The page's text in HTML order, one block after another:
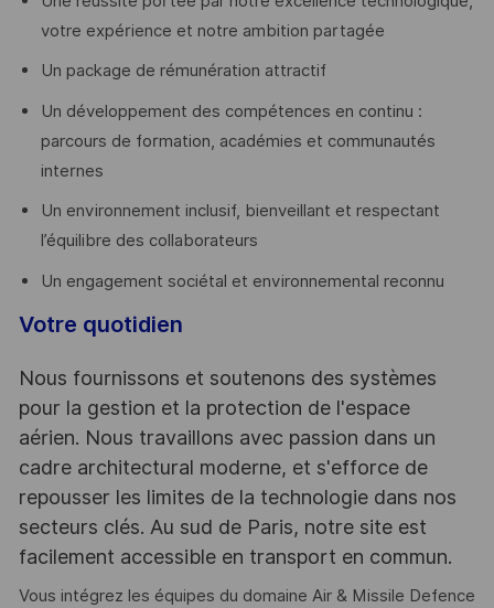
votre expérience et notre ambition partagée
Un package de rémunération attractif
Un développement des compétences en continu :
parcours de formation, académies et communautés
internes
Un environnement inclusif, bienveillant et respectant
l’équilibre des collaborateurs
Un engagement sociétal et environnemental reconnu
Votre quotidien
Nous fournissons et soutenons des systèmes
pour la gestion et la protection de l'espace
aérien. Nous travaillons avec passion dans un
cadre architectural moderne, et s'efforce de
repousser les limites de la technologie dans nos
secteurs clés. Au sud de Paris, notre site est
facilement accessible en transport en commun.
Vous intégrez les équipes du domaine Air & Missile Defence